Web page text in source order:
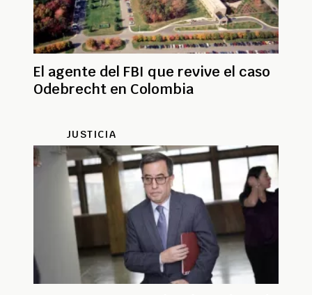
El agente del FBI que revive el caso
Odebrecht en Colombia
JUSTICIA